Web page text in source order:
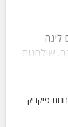
לינה
שולחנות
שלל
פיקניק